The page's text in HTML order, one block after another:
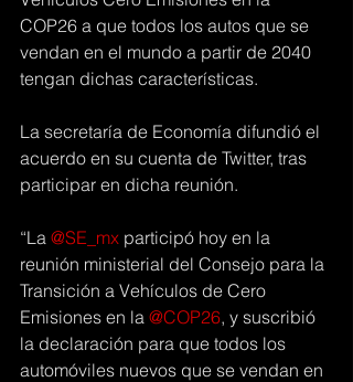
COP26 a que todos los autos que se
vendan en el mundo a partir de 2040
tengan dichas características.
La secretaría de Economía difundió el
acuerdo en su cuenta de Twitter, tras
participar en dicha reunión.
“La @SE_mx participó hoy en la
reunión ministerial del Consejo para la
Transición a Vehículos de Cero
Emisiones en la @COP26, y suscribió
la declaración para que todos los
automóviles nuevos que se vendan en